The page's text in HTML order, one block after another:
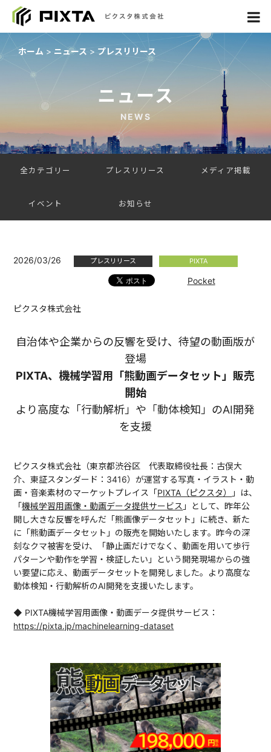
ホーム ニュース プレスリリース
ニュース
NEWS
全カテゴリー プレスリリース メディア掲載
イベント お知らせ
2026/03/26 プレスリリース PIXTA
Pocket
ピクスタ株式会社
自治体や企業からの反響を受け、待望の動画版が
登場
PIXTA、機械学習用「熊動画データセット」販売
開始
より高度な「行動解析」や「動体検知」のAI開発
を支援
ピクスタ株式会社（東京都渋谷区 代表取締役社長：古俣大
介、東証スタンダード：3416）が運営する写真・イラスト・動
画・音楽素材のマーケットプレイス「PIXTA（ピクスタ）
」は、
「機械学習用画像・動画データ提供サービス 」として、昨年公
開し大きな反響を呼んだ「熊画像データセット」に続き、新た
に「熊動画データセット」の販売を開始いたします。昨今の深
刻なクマ被害を受け、「静止画だけでなく、動画を用いて歩行
パターンや動作を学習・検証したい」という開発現場からの強
い要望に応え、動画データセットを開発しました。より高度な
動体検知・行動解析のAI開発を支援いたします。
◆ PIXTA機械学習用画像・動画データ提供サービス：
https://pixta.jp/machinelearning-dataset